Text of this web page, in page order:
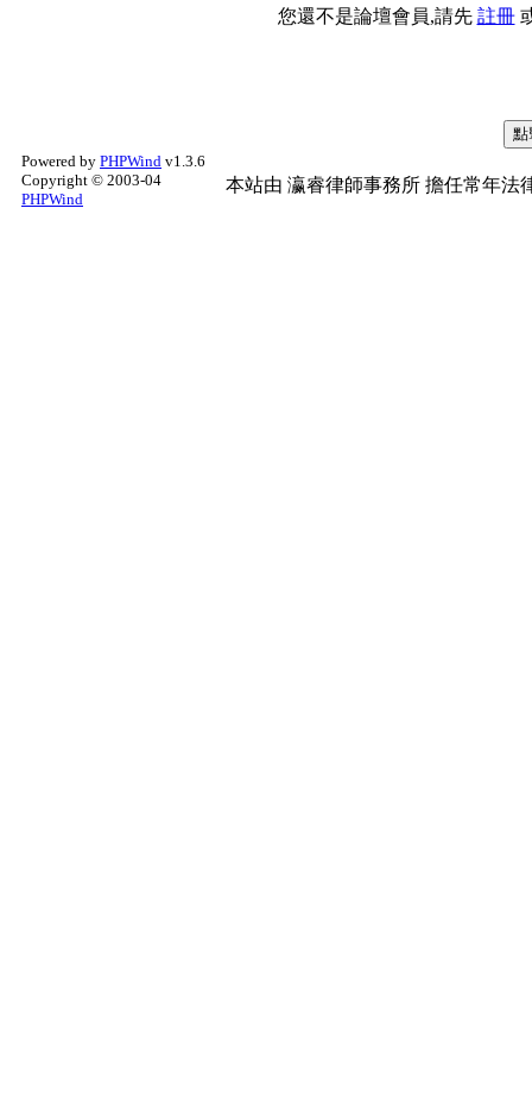
您還不是論壇會員,請先 註冊
Powered by PHPWind v1.3.6
Copyright © 2003-04
PHPWind
本站由 瀛睿律師事務所 擔任常年法